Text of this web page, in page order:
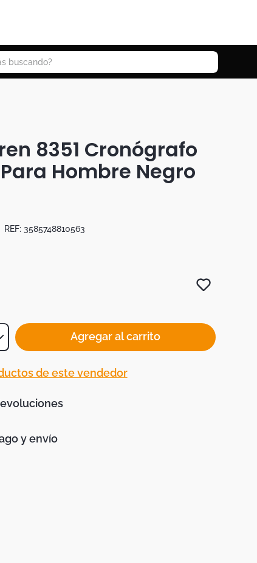
8351 Cronógrafo
Hombre Negro
REF: 3585748810563
Agregar al carrito
de este vendedor
y envío